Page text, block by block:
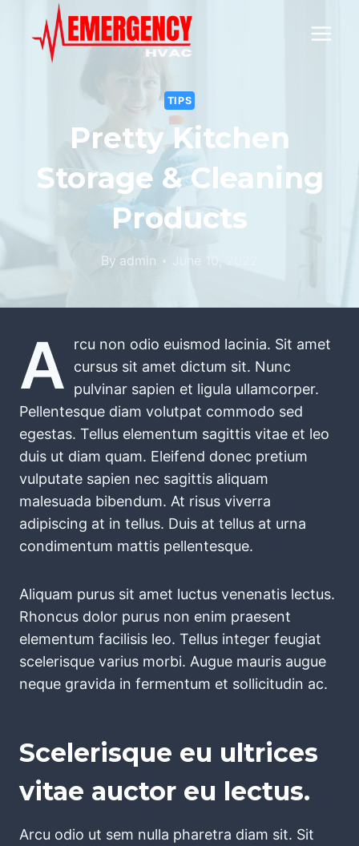
content
TIPS
Pretty Kitchen
Storage & Cleaning
Products
By admin June 10, 2022
A
rcu non odio euismod lacinia. Sit amet
cursus sit amet dictum sit. Nunc
pulvinar sapien et ligula ullamcorper.
Pellentesque diam volutpat commodo sed
egestas. Tellus elementum sagittis vitae et leo
duis ut diam quam. Eleifend donec pretium
vulputate sapien nec sagittis aliquam
malesuada bibendum. At risus viverra
adipiscing at in tellus. Duis at tellus at urna
condimentum mattis pellentesque.
Aliquam purus sit amet luctus venenatis lectus.
Rhoncus dolor purus non enim praesent
elementum facilisis leo. Tellus integer feugiat
scelerisque varius morbi. Augue mauris augue
neque gravida in fermentum et sollicitudin ac.
Scelerisque eu ultrices
vitae auctor eu lectus.
Arcu odio ut sem nulla pharetra diam sit. Sit